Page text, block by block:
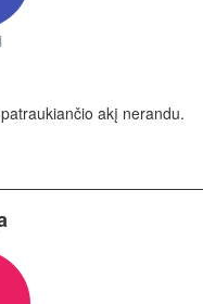
akį nerandu.